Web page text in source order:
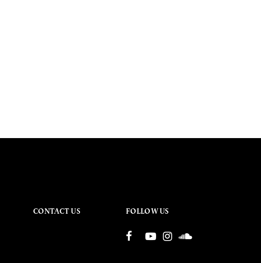
CONTACT US FOLLOW US